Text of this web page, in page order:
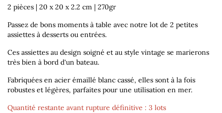
2 pièces | 20 x 20 x 2.2 cm | 270gr
Passez de bons moments à table avec notre lot de 2 petites
assiettes à desserts ou entrées.
Ces assiettes au design soigné et au style vintage se marierons
très bien à bord d'un bateau.
Fabriquées en acier émaillé blanc cassé, elles sont à la fois
robustes et légères, parfaites pour une utilisation en mer.
Quantité restante avant rupture définitive : 3 lots